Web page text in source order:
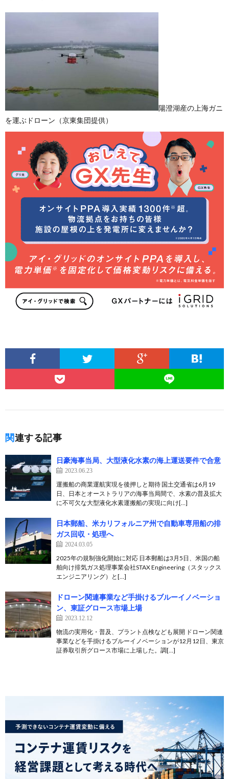
陽澄湖産の上海ガニ
を運ぶドローン（京東集団提供）
関連する記事
日豪海事当局、大型液化水素の海上運送要件で合意
2023.06.23
運搬船の商業運航実現を後押しと期待 国土交通省は6月19
日、日本とオーストラリアの海事当局間で、水素の普及拡大
に不可欠な大型液化水素運搬船の実現に向け[…]
日本郵船、米カリフォルニア州で自動車専用船の排
ガス回収・処理へ
2024.03.05
2025年の規制強化開始に対応 日本郵船は3月5日、米国の船
舶向け排気ガス処理事業会社STAX Engineering（スタックス
エンジニアリング）と[…]
ドローン関連事業など手掛けるブルーイノベーショ
ン、東証グロース市場上場
2023.12.12
物流の実用化・普及、プラント点検なども展開 ドローン関連
事業などを手掛けるブルーイノベーションが12月12日、東京
証券取引所グロース市場に上場した。調[…]